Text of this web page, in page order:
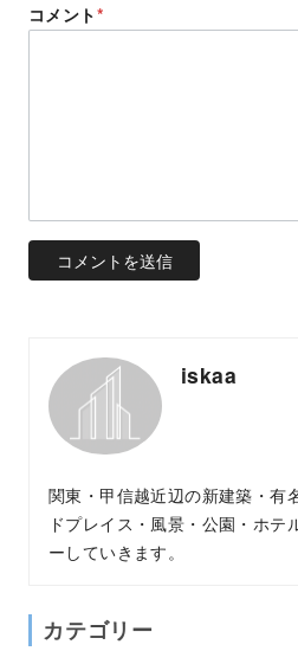
コメント*
iskaa
関東・甲信越近辺の新建築・有
ドプレイス・風景・公園・ホテ
ーしていきます。
カテゴリー